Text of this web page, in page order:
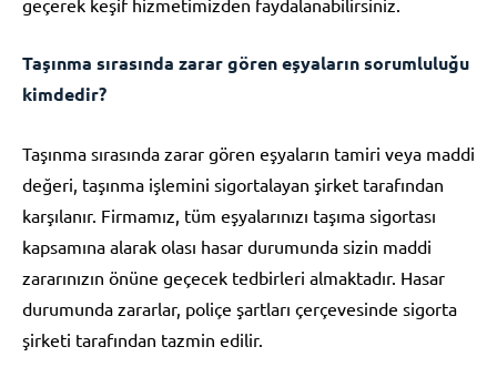
Taşınma sırasında zarar gören eşyaların sorumluluğu
kimdedir?
Taşınma sırasında zarar gören eşyaların tamiri veya maddi
değeri, taşınma işlemini sigortalayan şirket tarafından
karşılanır. Firmamız, tüm eşyalarınızı taşıma sigortası
kapsamına alarak olası hasar durumunda sizin maddi
zararınızın önüne geçecek tedbirleri almaktadır. Hasar
durumunda zararlar, poliçe şartları çerçevesinde sigorta
şirketi tarafından tazmin edilir.